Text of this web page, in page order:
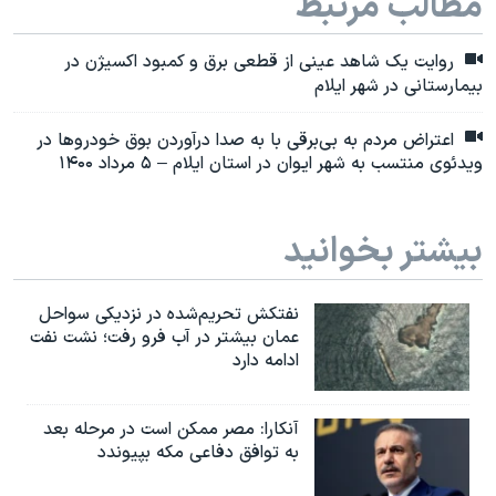
روایت یک شاهد عینی از قطعی برق و کمبود اکسیژن در
بیمارستانی در شهر ایلام
اعتراض مردم به بی‌برقی با به صدا درآوردن بوق خودروها در
ویدئوی منتسب به شهر ایوان در استان ایلام – ۵ مرداد ۱۴۰۰
بیشتر بخوانید
نفتکش تحریم‌شده در نزدیکی سواحل
عمان بیشتر در آب فرو رفت؛ نشت نفت
ادامه دارد
آنکارا: مصر ممکن است در مرحله بعد
به توافق دفاعی مکه بپیوندد